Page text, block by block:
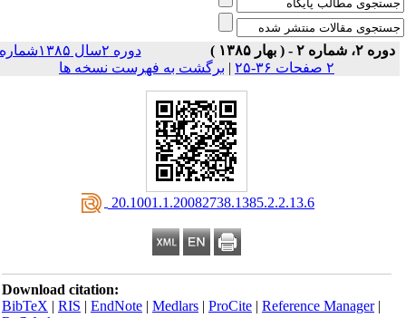
دوره ۲، شماره ۲ - ( بهار ۱۳۸۵ )
دوره ۲سال ۱۳۸۵شماره
|برگشت به فهرست نسخه ها
‎ 20.1001.1.20082738.1385.2.2.13.6
Download citation:
BibTeX|RIS|EndNote|Medlars|ProCite|Reference Manager